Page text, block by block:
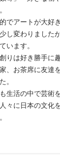
でアートが大好
し変わりました
います。
りは好き勝手に
、お茶席に友達
。
生活の中で芸術
々に日本の文化